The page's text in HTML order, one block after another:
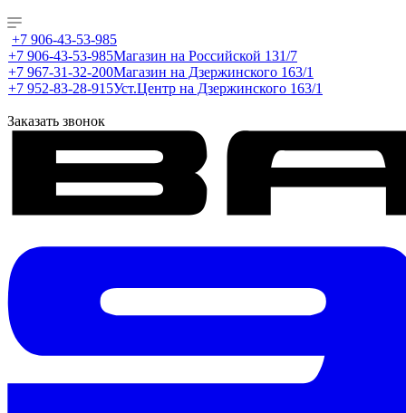
+7 906-43-53-985
+7 906-43-53-985Магазин на Российской 131/7
+7 967-31-32-200Магазин на Дзержинского 163/1
+7 952-83-28-915Уст.Центр на Дзержинского 163/1
Заказать звонок